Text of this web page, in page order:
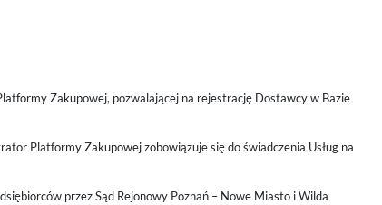
Zakupowej, pozwalającej na rejestrację Dostawcy w Bazie
Platformy Zakupowej zobowiązuje się do świadczenia Usług na
przez Sąd Rejonowy Poznań – Nowe Miasto i Wilda